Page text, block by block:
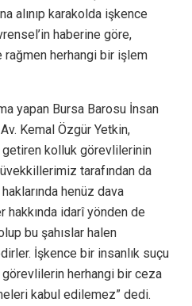
alınıp karakolda işkence
haberine göre,
herhangi bir işlem
yapan Bursa Barosu İnsan
Kemal Özgür Yetkin,
getiren kolluk görevlilerinin
tarafından da
henüz dava
hakkında idarî yönden de
bu şahıslar halen
İşkence bir insanlık suçu
herhangi bir ceza
kabul edilemez” dedi.